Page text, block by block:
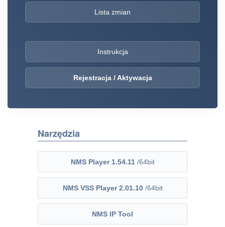
Lista zmian
Instrukcja
Rejestracja / Aktywacja
Narzędzia
NMS Player 1.54.11/64bit
NMS VSS Player 2.01.10/64bit
NMS IP Tool